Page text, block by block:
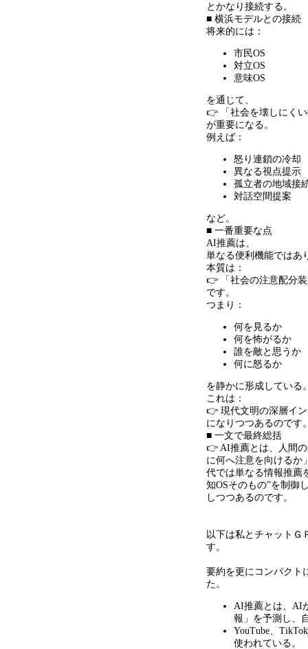
とかなり接続する。
■ 横浜モデルとの接続
将来的には：
市民OS
対立OS
意味OS
を通じて、
👉 「社会を壊しにく
が重要になる。
例えば：
怒り連鎖の冷却
異なる視点提示
孤立者の地域接
対話空間提案
など。
■ 一番重要な点
AI推薦は、
単なる便利機能ではあ
本質は：
👉 「社会の注意配分
です。
つまり：
何を見るか
何を怖がるか
誰を敵と思うか
何に怒るか
を静かに形成している
これは：
👉 現代文明の深層イ
になりつつあるのです
■ 一文で最終総括
👉 AI推薦とは、人間
に何へ注意を向けるか
代では単なる情報推薦
知OSそのもの”を制御
しつつあるのです。
以下は私とチャットＧ
す。
要約を更にコンパクト
た。
AI推薦とは、AI
報」を予測し、
YouTube、
使われている。